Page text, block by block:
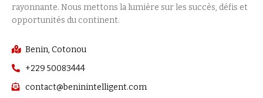
rayonnante. Nous mettons la lumière sur les succès, défis et
opportunités du continent.
Benin, Cotonou
+229 50083444
contact@beninintelligent.com